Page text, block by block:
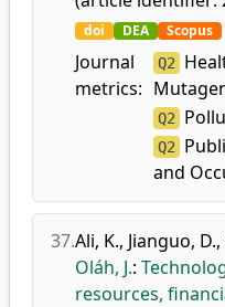
doi DEA Scopus
Journal
metrics:
Q2
Q2
Q2
and
37.Ali, K., Jianguo, D.,
Oláh, J.:
resources,